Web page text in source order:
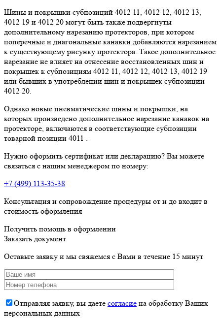
Шины и покрышки субпозиций 4012 11, 4012 12, 4012 13,
4012 19 и 4012 20 могут быть также подвергнуты
дополнительному нарезанию протекторов, при котором
поперечные и диагональные канавки добавляются нарезанием
к существующему рисунку протектора. Такое дополнительное
нарезание не влияет на отнесение восстановленных шин и
покрышек к субпозициям 4012 11, 4012 12, 4012 13, 4012 19
или бывших в употреблении шин и покрышек субпозиции
4012 20.
Однако новые пневматические шины и покрышки, на
которых произведено дополнительное нарезание канавок на
протекторе, включаются в соответствующие субпозиции
товарной позиции 4011 .
Нужно оформить сертификат или декларацию? Вы можете
связаться с нашим менеджером по номеру:
+7 (499) 113-35-38
Консультация и сопровождение процедуры от и до входит в
стоимость оформления
Получить помощь в оформлении
Заказать документ
Оставьте заявку и мы свяжемся с Вами в течение 15 минут
Отправляя заявку, вы даете согласие на обработку Ваших
персональных данных